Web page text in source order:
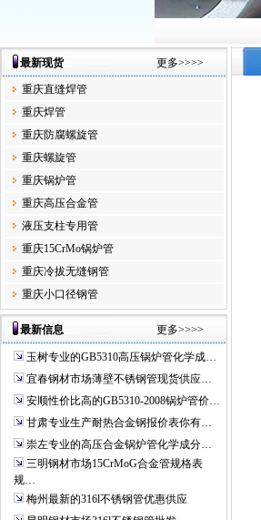
最新现货 更多>>>>
重庆直缝焊管
重庆焊管
重庆防腐螺旋管
重庆螺旋管
重庆锅炉管
重庆高压合金管
液压支柱专用管
重庆15CrMo锅炉管
重庆冷拔无缝钢管
重庆小口径钢管
最新信息 更多>>>>
玉树专业的GB5310高压锅炉管化学成…
宜春钢材市场薄壁不锈钢管现货供应…
安顺性价比高的GB5310-2008锅炉管价…
甘肃专业生产耐热合金钢报价表你有…
崇左专业的高压合金锅炉管化学成分…
三明钢材市场15CrMoG合金管规格表
规…
梅州最新的316l不锈钢管优惠供应